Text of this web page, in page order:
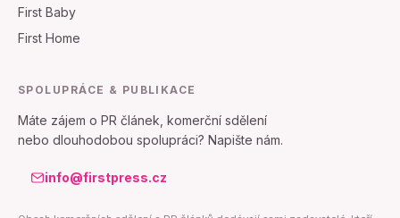
First Baby
First Home
SPOLUPRÁCE & PUBLIKACE
Máte zájem o PR článek, komerční sdělení
nebo dlouhodobou spolupráci? Napište nám.
info@firstpress.cz